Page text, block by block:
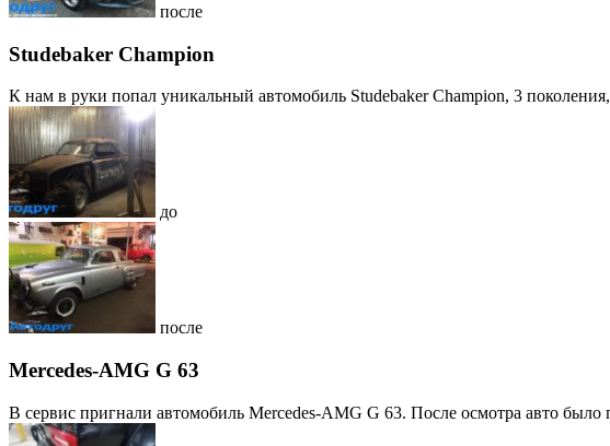
после
Studebaker Champion
К нам в руки попал уникальный автомобиль Studebaker Champion, 3
до
после
Mercedes-AMG G 63
В сервис пригнали автомобиль Mercedes-AMG G 63. После осмотра авто было